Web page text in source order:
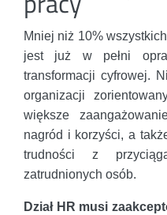
Mniej niż 10%
jest już w pełni
transformacji cyfrowej.
organizacji
większe
nagród i korzyści, a
trudności z
zatrudnionych osób.
Dział HR musi